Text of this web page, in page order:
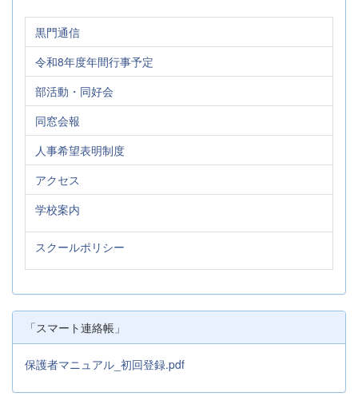
黒門通信
令和8年度年間行事予定
部活動・同好会
同窓会報
人事希望表明制度
アクセス
学校案内
スクールポリシー
「スマート連絡帳」
保護者マニュアル_初回登録.pdf